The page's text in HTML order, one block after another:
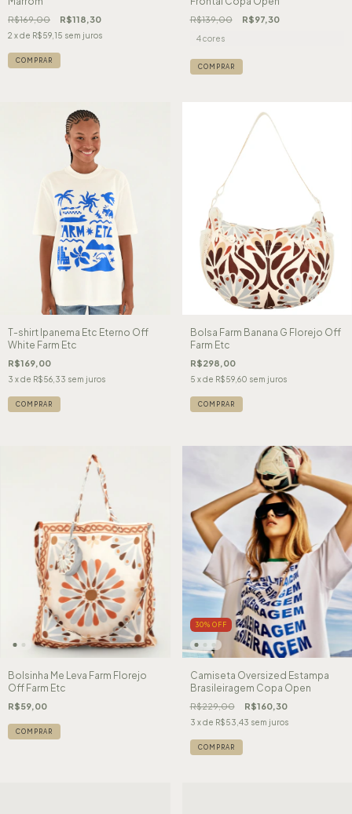
R$169,00 R$118,30
2 x de R$59,15 sem juros
COMPRAR
R$139,00 R$97,30
4 cores
COMPRAR
T-shirt Ipanema Etc Eterno Off
White Farm Etc
R$169,00
3 x de R$56,33 sem juros
COMPRAR
Bolsa Farm Banana G Florejo Off
Farm Etc
R$298,00
5 x de R$59,60 sem juros
Bolsinha Me Leva Farm Florejo
Off Farm Etc
R$59,00
30% OFF
Camiseta Oversized Estampa
Brasileiragem Copa Open
R$229,00 R$160,30
3 x de R$53,43 sem juros
COMPRAR